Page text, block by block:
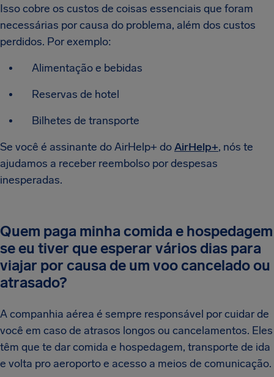
Isso cobre os custos de coisas essenciais que foram
necessárias por causa do problema, além dos custos
perdidos. Por exemplo:
Alimentação e bebidas
Reservas de hotel
Bilhetes de transporte
Se você é assinante do AirHelp+ doAirHelp+, nós te
ajudamos a receber reembolso por despesas
inesperadas.
Quem paga minha comida e hospedagem
se eu tiver que esperar vários dias para
viajar por causa de um voo cancelado ou
atrasado?
A companhia aérea é sempre responsável por cuidar de
você em caso de atrasos longos ou cancelamentos. Eles
têm que te dar comida e hospedagem, transporte de ida
e volta pro aeroporto e acesso a meios de comunicação.